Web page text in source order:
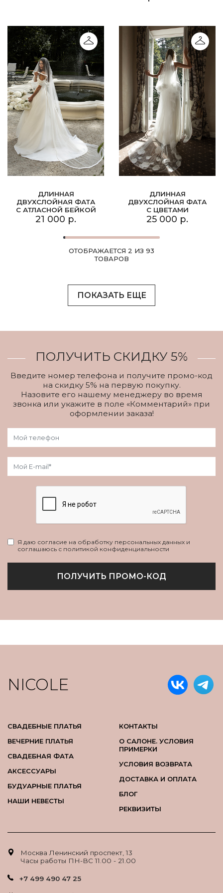
ДЛИННАЯ
ДВУХСЛОЙНАЯ ФАТА
С АТЛАСНОЙ БЕЙКОЙ
21 000 р.
ДЛИННАЯ
ДВУХСЛОЙНАЯ ФАТА
С ЦВЕТАМИ
25 000 р.
ОТОБРАЖАЕТСЯ 2 ИЗ 93
ТОВАРОВ
ПОКАЗАТЬ ЕЩЕ
ПОЛУЧИТЬ СКИДКУ 5%
Введите номер телефона и получите промо-код
на скидку 5% на первую покупку.
Назовите его нашему менеджеру во время
звонка или укажите в поле «Комментарий» при
оформлении заказа!
Я даю согласие на обработку персональных данных и
соглашаюсь с политикой конфиденциальности
ПОЛУЧИТЬ ПРОМО-КОД
NICOLE
СВАДЕБНЫЕ ПЛАТЬЯ
ВЕЧЕРНИЕ ПЛАТЬЯ
СВАДЕБНАЯ ФАТА
АКСЕССУАРЫ
БУДУАРНЫЕ ПЛАТЬЯ
НАШИ НЕВЕСТЫ
КОНТАКТЫ
О САЛОНЕ. УСЛОВИЯ
ПРИМЕРКИ
УСЛОВИЯ ВОЗВРАТА
ДОСТАВКА И ОПЛАТА
БЛОГ
РЕКВИЗИТЫ
Москва Ленинский проспект, 13
Часы работы ПН-ВС 11.00 - 21.00
+7 499 490 47 25